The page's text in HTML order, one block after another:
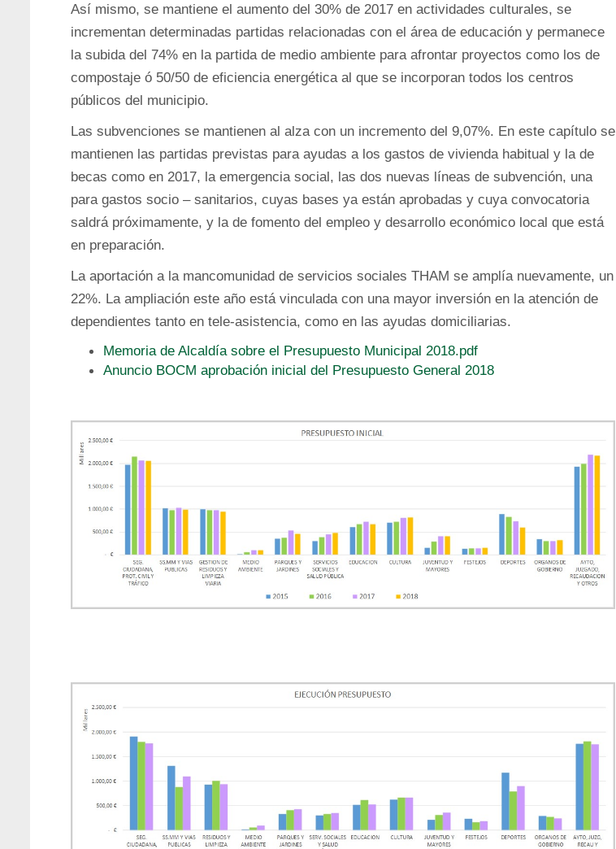
Así mismo, se mantiene el aumento del 30% de 2017 en actividades culturales, se
incrementan determinadas partidas relacionadas con el área de educación y permanece
la subida del 74% en la partida de medio ambiente para afrontar proyectos como los de
compostaje ó 50/50 de eficiencia energética al que se incorporan todos los centros
públicos del municipio.
Las subvenciones se mantienen al alza con un incremento del 9,07%. En este capítulo se
mantienen las partidas previstas para ayudas a los gastos de vivienda habitual y la de
becas como en 2017, la emergencia social, las dos nuevas líneas de subvención, una
para gastos socio – sanitarios, cuyas bases ya están aprobadas y cuya convocatoria
saldrá próximamente, y la de fomento del empleo y desarrollo económico local que está
en preparación.
La aportación a la mancomunidad de servicios sociales THAM se amplía nuevamente, un
22%. La ampliación este año está vinculada con una mayor inversión en la atención de
dependientes tanto en tele-asistencia, como en las ayudas domiciliarias.
Memoria de Alcaldía sobre el Presupuesto Municipal 2018.pdf
Anuncio BOCM aprobación inicial del Presupuesto General 2018